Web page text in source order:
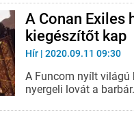
A Conan Exiles
kiegészítőt kap
Hír | 2020.09.11 09:30
A Funcom nyílt világú
nyergeli lovát a barbár.